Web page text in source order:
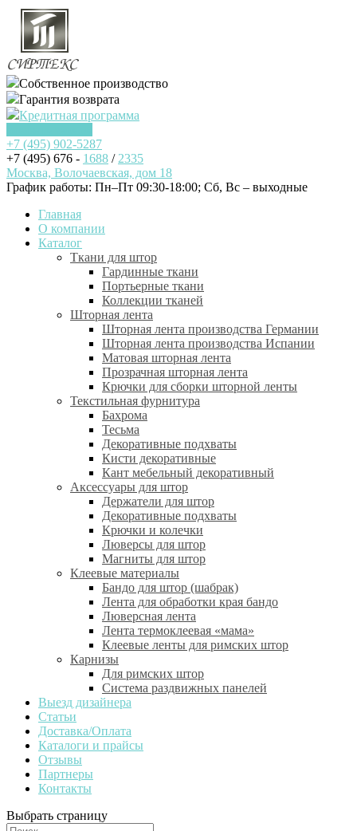
Собственное производство
Гарантия возврата
Кредитная программа
+7 (495) 902-5287
+7 (495) 676 - 1688 / 2335
Москва, Волочаевская, дом 18
График работы: Пн–Пт 09:30-18:00; Cб, Вс – выходные
Главная
О компании
Каталог
Ткани для штор
Гардинные ткани
Портьерные ткани
Коллекции тканей
Шторная лента
Шторная лента производства Германии
Шторная лента производства Испании
Матовая шторная лента
Прозрачная шторная лента
Крючки для сборки шторной ленты
Текстильная фурнитура
Бахрома
Тесьма
Декоративные подхваты
Кисти декоративные
Кант мебельный декоративный
Аксессуары для штор
Держатели для штор
Декоративные подхваты
Крючки и колечки
Люверсы для штор
Магниты для штор
Клеевые материалы
Бандо для штор (шабрак)
Лента для обработки края бандо
Люверсная лента
Лента термоклеевая «мама»
Клеевые ленты для римских штор
Карнизы
Для римских штор
Система раздвижных панелей
Выезд дизайнера
Статьи
Доставка/Оплата
Каталоги и прайсы
Отзывы
Партнеры
Контакты
Выбрать страницу